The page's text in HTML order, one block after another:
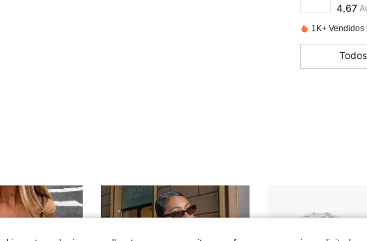
4,67
4,67
4,67
4,67
1K+ Vendidos